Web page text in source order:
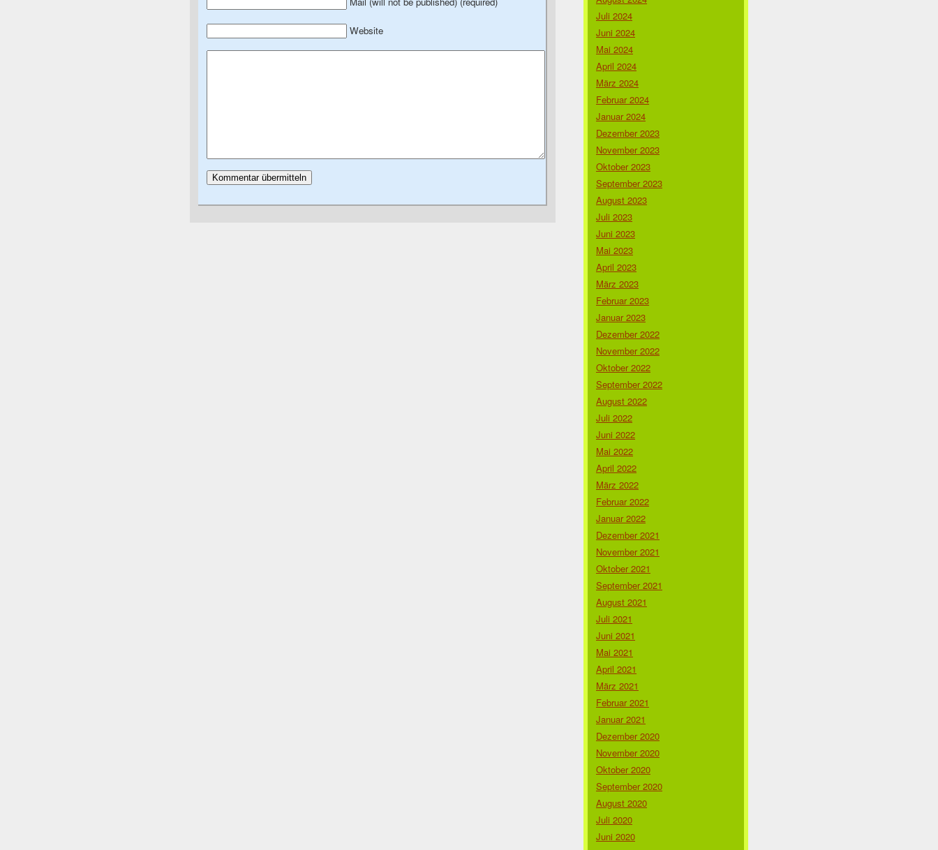
Website
Juli 2024
Juni 2024
Mai 2024
April 2024
März 2024
Februar 2024
Januar 2024
Dezember 2023
November 2023
Oktober 2023
September 2023
August 2023
Juli 2023
Juni 2023
Mai 2023
April 2023
März 2023
Februar 2023
Januar 2023
Dezember 2022
November 2022
Oktober 2022
September 2022
August 2022
Juli 2022
Juni 2022
Mai 2022
April 2022
März 2022
Februar 2022
Januar 2022
Dezember 2021
November 2021
Oktober 2021
September 2021
August 2021
Juli 2021
Juni 2021
Mai 2021
April 2021
März 2021
Februar 2021
Januar 2021
Dezember 2020
November 2020
Oktober 2020
September 2020
August 2020
Juli 2020
Juni 2020